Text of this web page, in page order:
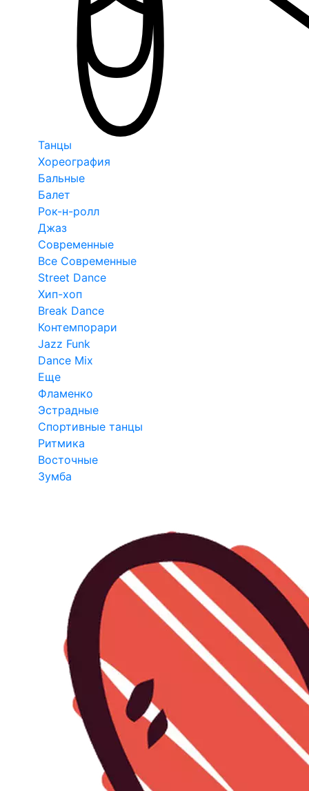
Танцы
Хореография
Бальные
Балет
Рок-н-ролл
Джаз
Современные
Все Современные
Street Dance
Хип-хоп
Break Dance
Контемпорари
Jazz Funk
Dance Mix
Еще
Фламенко
Эстрадные
Спортивные танцы
Ритмика
Восточные
Зумба